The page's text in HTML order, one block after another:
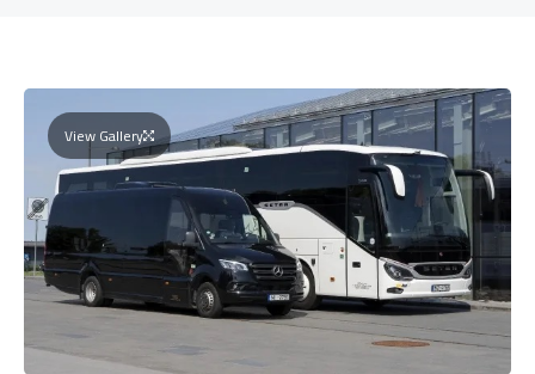
View Gallery